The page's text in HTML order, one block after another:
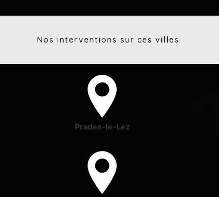
Nos interventions sur ces villes
Prades-le-Lez